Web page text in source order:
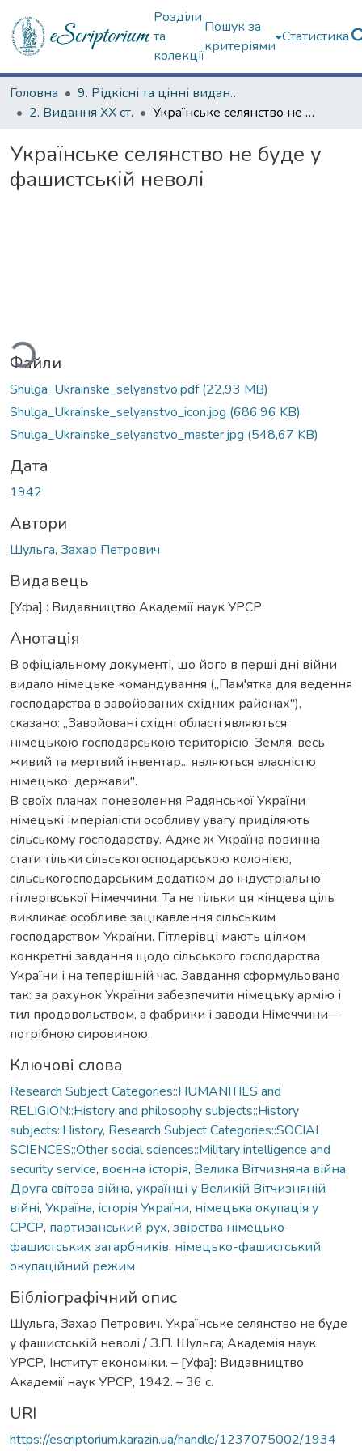
Розділи
та
колекції
Пошук за
критеріями
Статистика
Головна
9. Рідкісні та цінні видання
2. Видання ХХ ст.
Українське селянство не буде у фашистській неволі
Українське селянство не буде у
фашистській неволі
Файли
Shulga_Ukrainske_selyanstvo.pdf(22,93 MB)
Shulga_Ukrainske_selyanstvo_icon.jpg (686,96 KB)
Shulga_Ukrainske_selyanstvo_master.jpg (548,67 KB)
Дата
1942
Автори
Шульга, Захар Петрович
Видавець
[Уфа] : Видавництво Академії наук УРСР
Анотація
В офіціальному документі, що його в перші дні війни
видало німецьке командування („Пам'ятка для ведення
господарства в завойованих східних районах"),
сказано: „Завойовані східні області являються
німецькою господарською територією. Земля, весь
живий та мертвий інвентар... являються власністю
німецької держави".
В своїх планах поневолення Радянської України
німецькі імперіалісти особливу увагу приділяють
сільському господарству. Адже ж Україна повинна
стати тільки сільськогосподарською колонією,
сільськогосподарським додатком до індустріальної
гітлерівської Німеччини. Та не тільки ця кінцева ціль
викликає особливе зацікавлення сільським
господарством України. Гітлерівці мають цілком
конкретні завдання щодо сільського господарства
України і на теперішній час. Завдання сформульовано
так: за рахунок України забезпечити німецьку армію і
тил продовольством, а фабрики і заводи Німеччини—
потрібною сировиною.
Ключові слова
Research Subject Categories::HUMANITIES and
RELIGION::History and philosophy subjects::History
subjects::History, Research Subject Categories::SOCIAL
SCIENCES::Other social sciences::Military intelligence and
security service, воєнна історія, Велика Вітчизняна війна,
Друга світова війна, українці у Великій Вітчизняній
війні, Україна, історія України, німецька окупація у
СРСР, партизанський рух, звірства німецько-
фашистських загарбників, німецько-фашистський
окупаційний режим
Бібліографічний опис
Шульга, Захар Петрович. Українське селянство не буде
у фашистській неволі / З.П. Шульга; Академія наук
УРСР, Інститут економіки. – [Уфа]: Видавництво
Академії наук УРСР, 1942. – 36 с.
URI
https://escriptorium.karazin.ua/handle/1237075002/1934